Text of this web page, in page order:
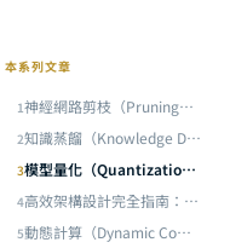
本系列文章
1 神經網路剪枝（Pruning）完全指南：從 Lottery Ticket 到 SparseGPT，砍掉 90% 神經元的實戰解析
2 知識蒸餾（Knowledge Distillation）完全指南：從 Hinton 的 Soft Target 到 DeepSeek-R1，讓小模型學會大模型的思考方式
3 模型量化（Quantization）完全指南：用 4 個位元裝下 70B 模型，從 INT8 到 GGUF 的實戰解析
4 高效架構設計完全指南：從 MobileNet 到 Mamba，為何一開始就蓋對的 AI 模型比事後優化快十倍
5 動態計算（Dynamic Computation）完全指南：從 MoE 混合專家到 Speculative Decoding，讓 AI 按需分配算力